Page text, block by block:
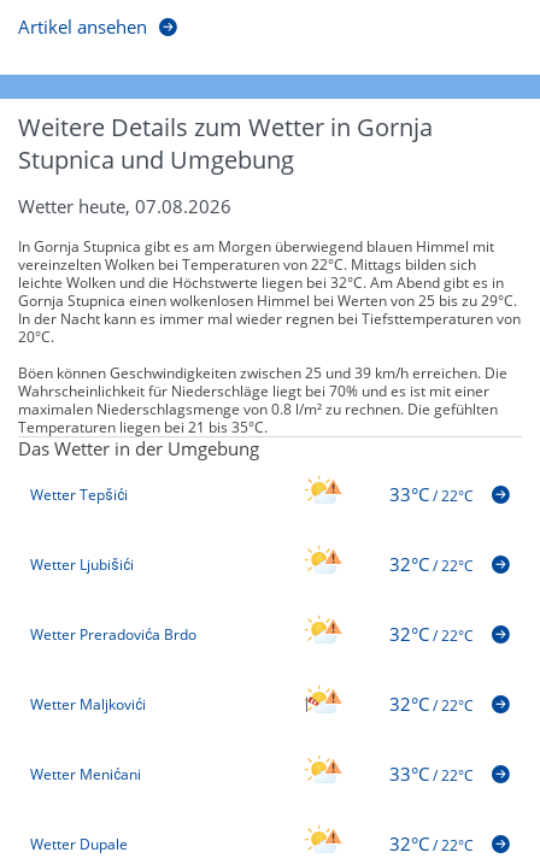
Artikel ansehen
Weitere Details zum Wetter in Gornja
Stupnica und Umgebung
Wetter heute, 07.08.2026
In Gornja Stupnica gibt es am Morgen überwiegend blauen Himmel mit
vereinzelten Wolken bei Temperaturen von 22°C. Mittags bilden sich
leichte Wolken und die Höchstwerte liegen bei 32°C. Am Abend gibt es in
Gornja Stupnica einen wolkenlosen Himmel bei Werten von 25 bis zu 29°C.
In der Nacht kann es immer mal wieder regnen bei Tiefsttemperaturen von
20°C.
Böen können Geschwindigkeiten zwischen 25 und 39 km/h erreichen. Die
Wahrscheinlichkeit für Niederschläge liegt bei 70% und es ist mit einer
maximalen Niederschlagsmenge von 0.8 l/m² zu rechnen. Die gefühlten
Temperaturen liegen bei 21 bis 35°C.
Das Wetter in der Umgebung
Wetter Tepšići 33°C/22°C
Wetter Ljubišići 32°C/22°C
Wetter Preradovića Brdo 32°C/22°C
Wetter Maljkovići 32°C/22°C
Wetter Menićani 33°C/22°C
Wetter Dupale 32°C/22°C